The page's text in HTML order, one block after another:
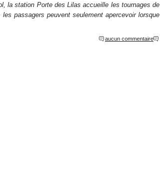
la station Porte des Lilas accueille les tournages de
passagers peuvent seulement apercevoir lorsque
aucun commentaire